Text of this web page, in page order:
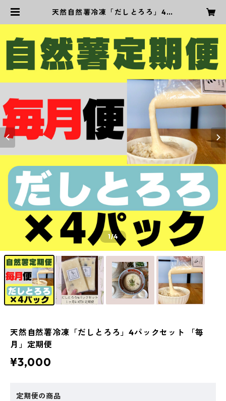
天然自然薯冷凍「だしとろろ」4パ
1/4
天然自然薯冷凍「だしとろろ」4パックセット 「毎
月」定期便
¥3,000
定期便の商品